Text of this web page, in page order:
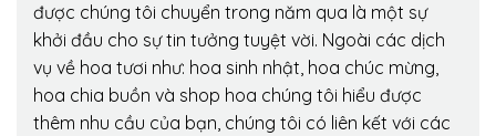
được chúng tôi chuyển trong năm qua là một sự
khởi đầu cho sự tin tưởng tuyệt vời. Ngoài các dịch
vụ về hoa tươi như: hoa sinh nhật, hoa chúc mừng,
hoa chia buồn và shop hoa chúng tôi hiểu được
thêm nhu cầu của bạn, chúng tôi có liên kết với các